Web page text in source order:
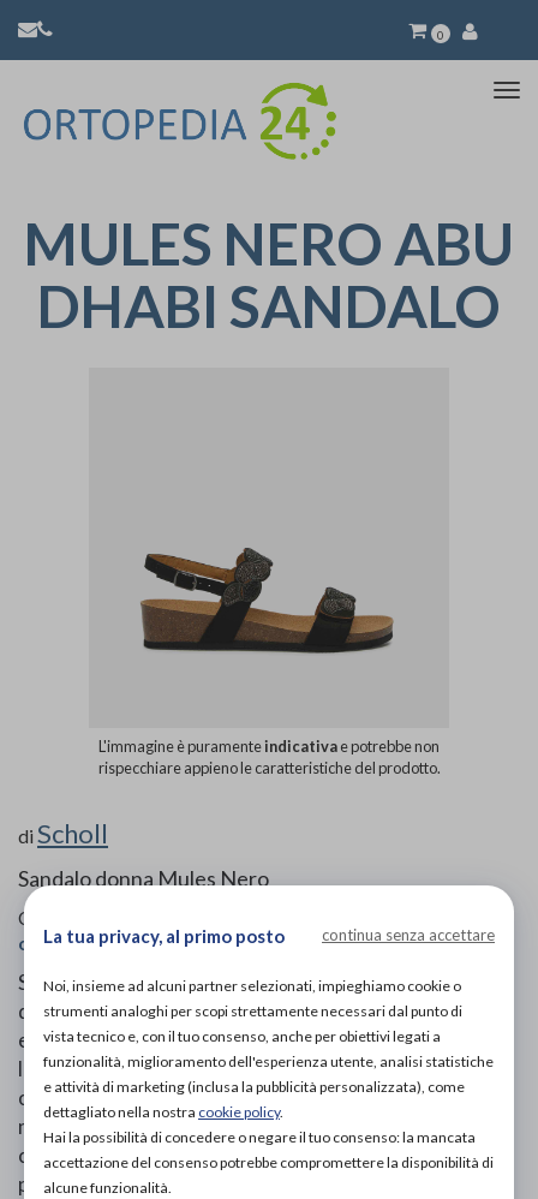
0
MULES NERO ABU
DHABI SANDALO
L'immagine è puramenteindicativae potrebbe non
rispecchiare appieno le caratteristiche del prodotto.
di Scholl
Sandalo donna Mules Nero
Codice OTGP:
ortopediche e plantari»Sandali ortopedici»Per donna
Sandalo donna sofisticato e comodo, arricchito da
dettagli in strass che donano un tocco di luminosità ed
eleganza. Dotato di tecnologia Bioprint®, sostiene
l’arco plantare e favorisce una postura corretta,
offrendo comfort per tutta la giornata. La tomaia in
microfibra, morbida e resistente, è completata da un
cinturino regolabile per una calzata sicura e
personalizzata. Perfetto per chi desidera uno stile
La tua privacy, al primo posto continua senza accettare
Noi, insieme ad alcuni partner selezionati, impieghiamo cookie o
strumenti analoghi per scopi strettamente necessari dal punto di
vista tecnico e, con il tuo consenso, anche per obiettivi legati a
funzionalità, miglioramento dell'esperienza utente, analisi statistiche
e attività di marketing (inclusa la pubblicità personalizzata), come
dettagliato nella nostra cookie policy.
Hai la possibilità di concedere o negare il tuo consenso: la mancata
accettazione del consenso potrebbe compromettere la disponibilità di
alcune funzionalità.